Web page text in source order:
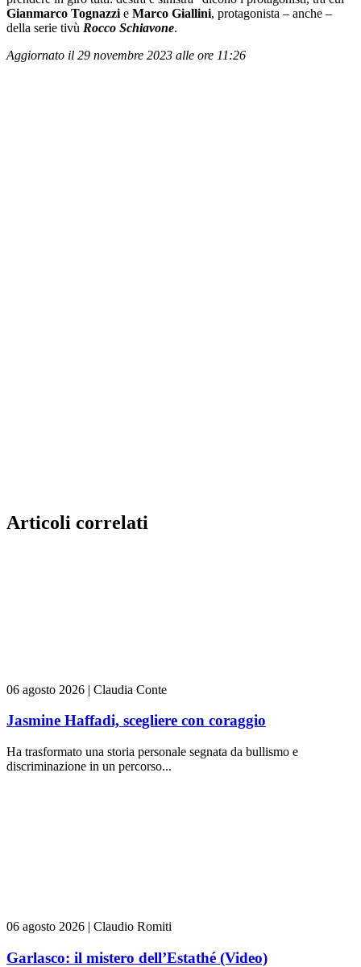
Gianmarco Tognazzi e Marco Giallini, protagonista – anche –
della serie tivù Rocco Schiavone.
Aggiornato il 29 novembre 2023 alle ore 11:26
Articoli correlati
06 agosto 2026 | Claudia Conte
Jasmine Haffadi, scegliere con coraggio
Ha trasformato una storia personale segnata da bullismo e
discriminazione in un percorso...
06 agosto 2026 | Claudio Romiti
Garlasco: il mistero dell’Estathé (Video)